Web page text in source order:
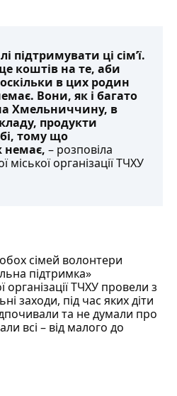
підтримувати ці сім’ї.
коштів на те, аби
в цих родин
Вони, як і багато
Хмельниччину, в
продукти
тому що
немає, – розповіла
міської організації ТЧХУ
сімей волонтери
підтримка»
ТЧХУ провели з
заходи, під час яких діти
та не думали про
всі – від малого до